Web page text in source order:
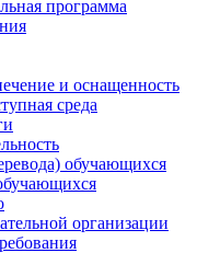
программа
и оснащенность
среда
обучающихся
организации